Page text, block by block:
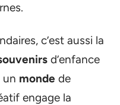
c’est aussi la
d’enfance
un monde de
engage la